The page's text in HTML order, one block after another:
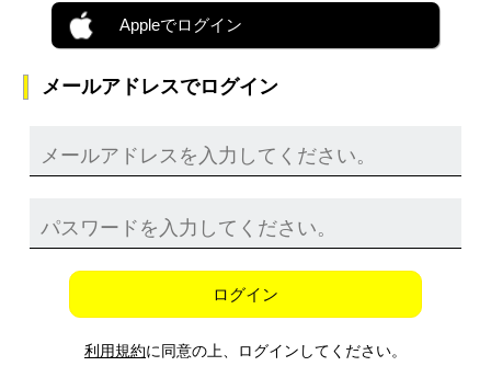
Appleでログイン
メールアドレスでログイン
ログイン
利用規約に同意の上、ログインしてください。